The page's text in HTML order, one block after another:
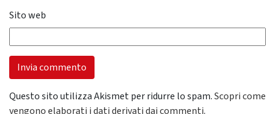
Sito web
Questo sito utilizza Akismet per ridurre lo spam.Scopri come
vengono elaborati i dati derivati dai commenti.